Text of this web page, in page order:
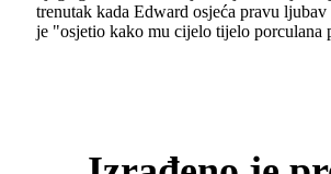
trenutak kada Edward osjeća pravu
je "osjetio kako mu cijelo tijelo porculana